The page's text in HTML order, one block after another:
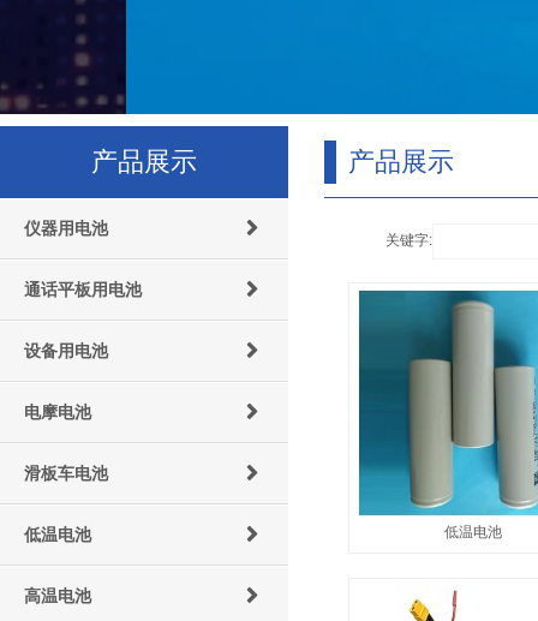
产品展示
仪器用电池
通话平板用电池
设备用电池
电摩电池
滑板车电池
低温电池
高温电池
产品展示
关键字:
低温电池